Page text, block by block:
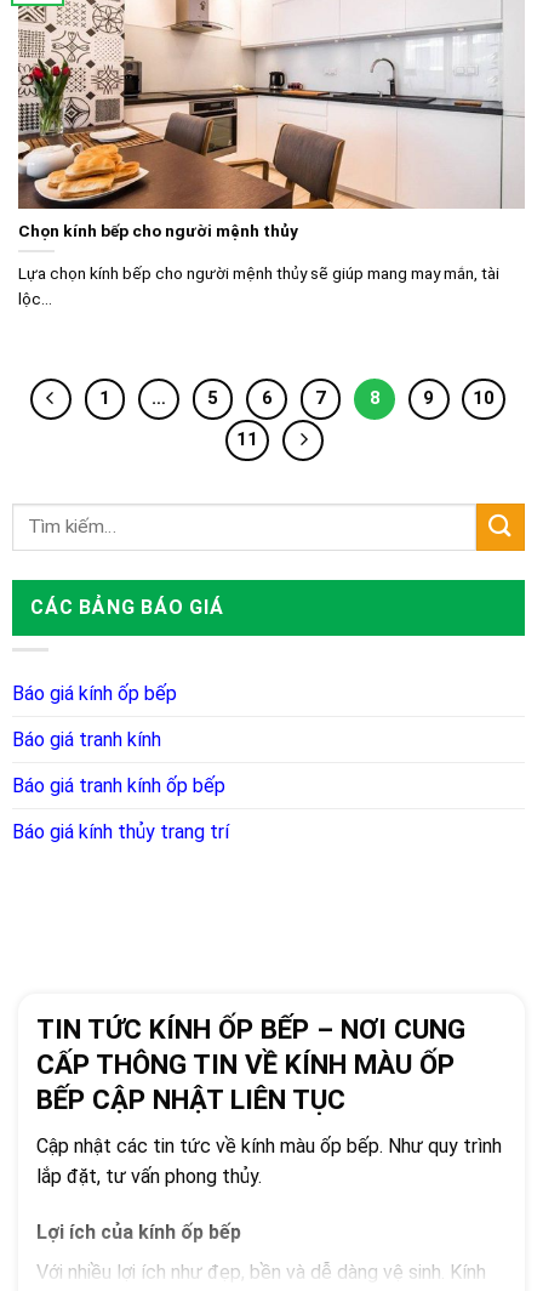
Chọn kính bếp cho người mệnh thủy
Lựa chọn kính bếp cho người mệnh thủy sẽ giúp mang may mắn, tài
lộc...
1 … 5 6 7 8 9
10
11
CÁC BẢNG BÁO GIÁ
Báo giá kính ốp bếp
Báo giá tranh kính
Báo giá tranh kính ốp bếp
Báo giá kính thủy trang trí
TIN TỨC KÍNH ỐP BẾP – NƠI CUNG
CẤP THÔNG TIN VỀ KÍNH MÀU ỐP
BẾP CẬP NHẬT LIÊN TỤC
Cập nhật các tin tức về kính màu ốp bếp. Như quy trình
lắp đặt, tư vấn phong thủy.
Lợi ích của kính ốp bếp
Với nhiều lợi ích như đẹp, bền và dễ dàng vệ sinh. Kính